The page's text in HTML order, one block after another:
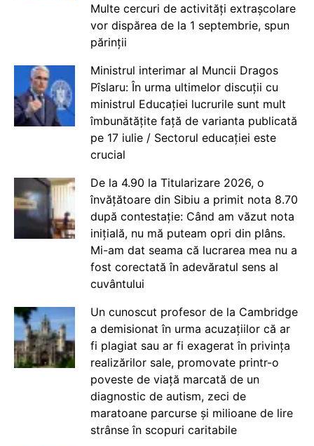
Multe cercuri de activități extrașcolare
vor dispărea de la 1 septembrie, spun
părinții
Ministrul interimar al Muncii Dragos
Pîslaru: În urma ultimelor discuții cu
ministrul Educației lucrurile sunt mult
îmbunătățite față de varianta publicată
pe 17 iulie / Sectorul educației este
crucial
De la 4.90 la Titularizare 2026, o
învățătoare din Sibiu a primit nota 8.70
după contestație: Când am văzut nota
inițială, nu mă puteam opri din plâns.
Mi-am dat seama că lucrarea mea nu a
fost corectată în adevăratul sens al
cuvântului
Un cunoscut profesor de la Cambridge
a demisionat în urma acuzațiilor că ar
fi plagiat sau ar fi exagerat în privința
realizărilor sale, promovate printr-o
poveste de viață marcată de un
diagnostic de autism, zeci de
maratoane parcurse și milioane de lire
strânse în scopuri caritabile